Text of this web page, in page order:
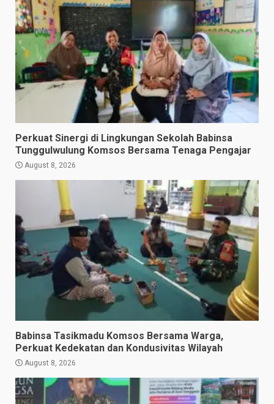
Perkuat Sinergi di Lingkungan Sekolah Babinsa
Tunggulwulung Komsos Bersama Tenaga Pengajar
August 8, 2026
Babinsa Tasikmadu Komsos Bersama Warga,
Perkuat Kedekatan dan Kondusivitas Wilayah
August 8, 2026